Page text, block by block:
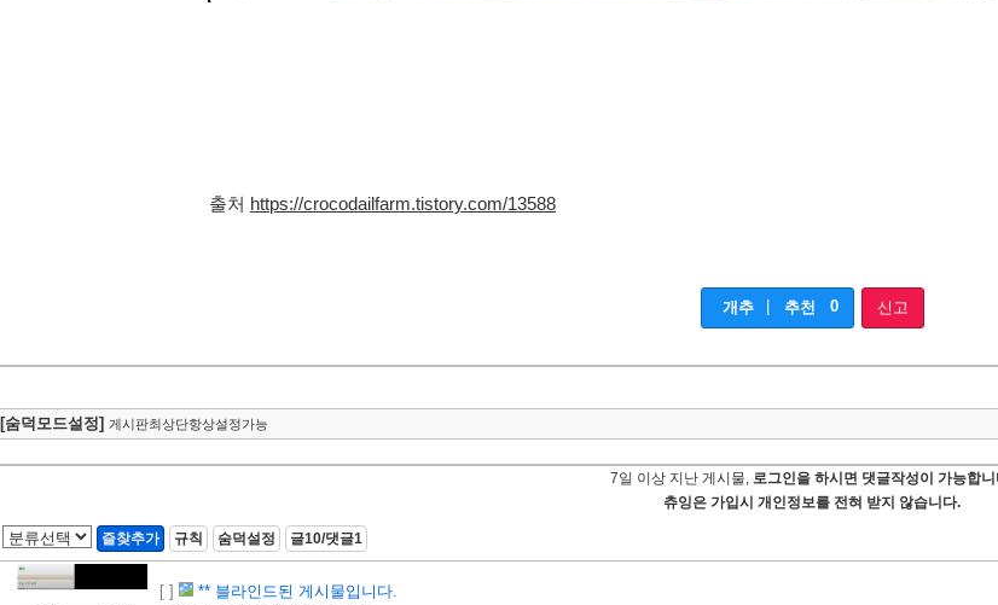
출처 https://crocodailfarm.tistory.com/13588
개추 추천 0 신고
[숨덕모드설정] 게시판최상단항상설정가능
7일 이상 지난 게시물, 로그인을 하시면 댓글작성이 가능합
츄잉은 가입시 개인정보를 전혀 받지 않습니다.
즐찾추가 규칙 숨덕설정 글10/댓글1
[ ] ** 블라인드된 게시물입니다.